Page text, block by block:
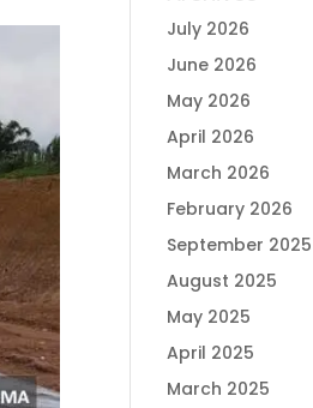
July 2026
June 2026
May 2026
April 2026
March 2026
February 2026
September 2025
August 2025
May 2025
April 2025
March 2025